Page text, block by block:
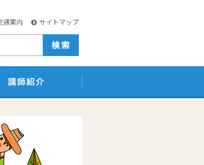
通案内 サイトマップ